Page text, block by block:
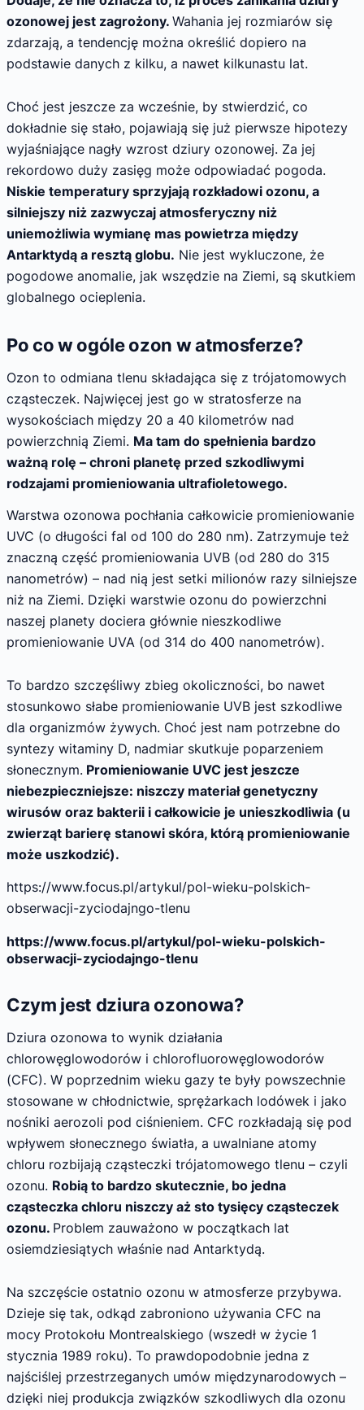
ozonowej jest zagrożony. Wahania jej rozmiarów się
zdarzają, a tendencję można określić dopiero na
podstawie danych z kilku, a nawet kilkunastu lat.
Choć jest jeszcze za wcześnie, by stwierdzić, co
dokładnie się stało, pojawiają się już pierwsze hipotezy
wyjaśniające nagły wzrost dziury ozonowej. Za jej
rekordowo duży zasięg może odpowiadać pogoda.
Niskie temperatury sprzyjają rozkładowi ozonu, a
silniejszy niż zazwyczaj atmosferyczny niż
uniemożliwia wymianę mas powietrza między
Antarktydą a resztą globu. Nie jest wykluczone, że
pogodowe anomalie, jak wszędzie na Ziemi, są skutkiem
globalnego ocieplenia.
Po co w ogóle ozon w atmosferze?
Ozon to odmiana tlenu składająca się z trójatomowych
cząsteczek. Najwięcej jest go w stratosferze na
wysokościach między 20 a 40 kilometrów nad
powierzchnią Ziemi. Ma tam do spełnienia bardzo
ważną rolę – chroni planetę przed szkodliwymi
rodzajami promieniowania ultrafioletowego.
Warstwa ozonowa pochłania całkowicie promieniowanie
UVC (o długości fal od 100 do 280 nm). Zatrzymuje też
znaczną część promieniowania UVB (od 280 do 315
nanometrów) – nad nią jest setki milionów razy silniejsze
niż na Ziemi. Dzięki warstwie ozonu do powierzchni
naszej planety dociera głównie nieszkodliwe
promieniowanie UVA (od 314 do 400 nanometrów).
To bardzo szczęśliwy zbieg okoliczności, bo nawet
stosunkowo słabe promieniowanie UVB jest szkodliwe
dla organizmów żywych. Choć jest nam potrzebne do
syntezy witaminy D, nadmiar skutkuje poparzeniem
słonecznym. Promieniowanie UVC jest jeszcze
niebezpieczniejsze: niszczy materiał genetyczny
wirusów oraz bakterii i całkowicie je unieszkodliwia (u
zwierząt barierę stanowi skóra, którą promieniowanie
może uszkodzić).
https://www.focus.pl/artykul/pol-wieku-polskich-
obserwacji-zyciodajngo-tlenu
https://www.focus.pl/artykul/pol-wieku-polskich-
obserwacji-zyciodajngo-tlenu
Czym jest dziura ozonowa?
Dziura ozonowa to wynik działania
chlorowęglowodorów i chlorofluorowęglowodorów
(CFC). W poprzednim wieku gazy te były powszechnie
stosowane w chłodnictwie, sprężarkach lodówek i jako
nośniki aerozoli pod ciśnieniem. CFC rozkładają się pod
wpływem słonecznego światła, a uwalniane atomy
chloru rozbijają cząsteczki trójatomowego tlenu – czyli
ozonu. Robią to bardzo skutecznie, bo jedna
cząsteczka chloru niszczy aż sto tysięcy cząsteczek
ozonu. Problem zauważono w początkach lat
osiemdziesiątych właśnie nad Antarktydą.
Na szczęście ostatnio ozonu w atmosferze przybywa.
Dzieje się tak, odkąd zabroniono używania CFC na
mocy Protokołu Montrealskiego (wszedł w życie 1
stycznia 1989 roku). To prawdopodobnie jedna z
najściślej przestrzeganych umów międzynarodowych –
dzięki niej produkcja związków szkodliwych dla ozonu